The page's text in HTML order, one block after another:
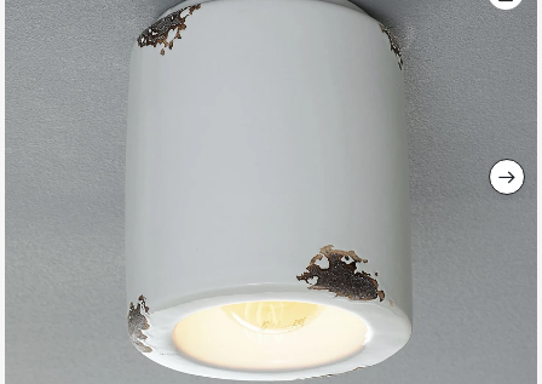
end
of
the
images
gallery